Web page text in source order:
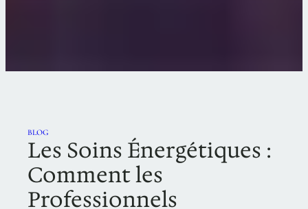
BLOG
Les Soins Énergétiques :
Comment les
Professionnels